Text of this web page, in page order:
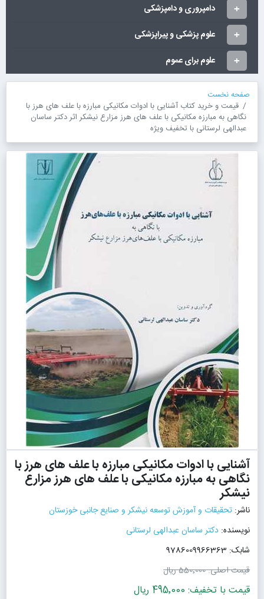
دامپروری و دامپزشکی
علوم پزشکی و پیراپزشکی
علوم برای عموم
صفحه نخست
قیمت و خرید کتاب آشنایی با ادوات مکانیکی مبارزه با علف های هرز با
نگاهی به مبارزه مکانیکی با علف های هرز مزارع نیشکر اثر دکتر ساسان
عبدالهی لرستانی با تخفیف ویژه
آشنایی با ادوات مکانیکی مبارزه با علف های هرز با
نگاهی به مبارزه مکانیکی با علف های هرز مزارع
نیشکر
ناشر: تحقیقات و آموزش توسعه نیشکر و صنایع جانبی خوزستان
نویسنده: دکتر ساسان عبدالهی لرستانی
شابک: 9786009966363
قیمت اصلی:550٬000 ریال
قیمت با تخفیف: 495٬000 ریال